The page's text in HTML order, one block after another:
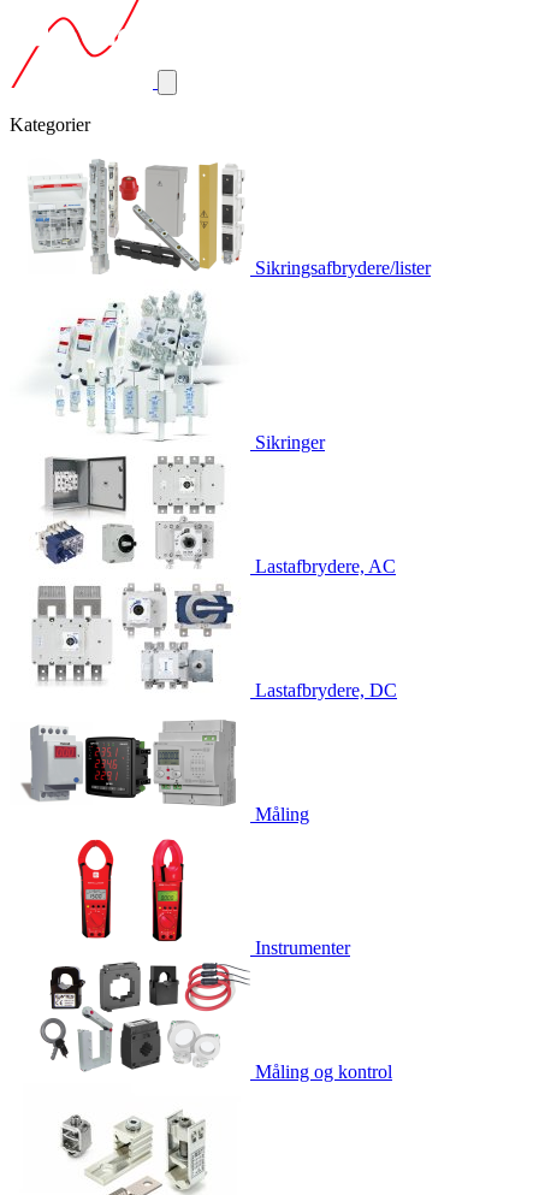
Kategorier
Sikringsafbrydere/lister
Sikringer
Lastafbrydere, AC
Lastafbrydere, DC
Måling
Instrumenter
Måling og kontrol